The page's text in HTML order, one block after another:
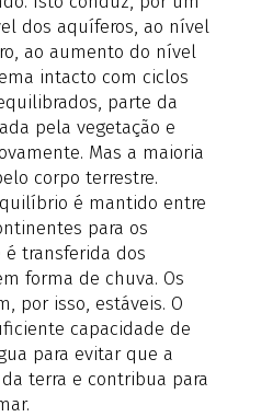
dos aquíferos, ao nível
ao aumento do nível
intacto com ciclos
parte da
pela vegetação e
Mas a maioria
corpo terrestre.
é mantido entre
para os
é transferida dos
forma de chuva. Os
por isso, estáveis. O
capacidade de
para evitar que a
terra e contribua para